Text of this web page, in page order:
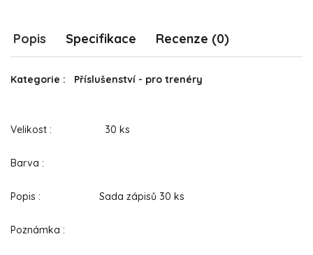
Popis Specifikace Recenze (0)
Kategorie : Příslušenství - pro trenéry
Velikost : 30 ks
Barva :
Popis : Sada zápisů 30 ks
Poznámka :